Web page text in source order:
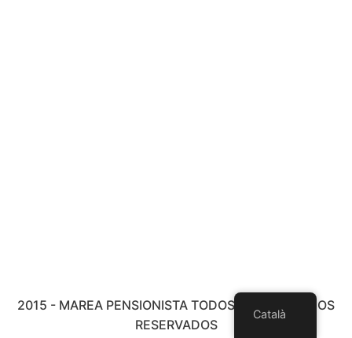
2015 - MAREA PENSIONISTA TODOS LOS DERECHOS
RESERVADOS
Català